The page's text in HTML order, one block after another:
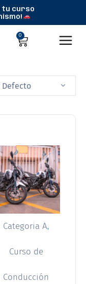
tu curso
0
Defecto
Categoria A,
Curso de
Conducción